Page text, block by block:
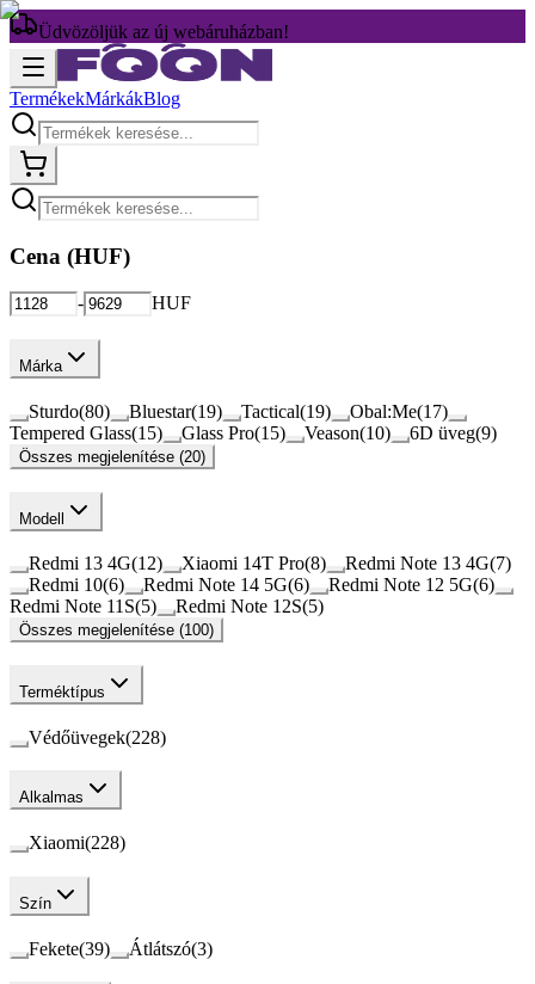
Üdvözöljük az új webáruházban!
TermékekMárkákBlog
Cena (HUF)
- HUF
Márka
Sturdo(80) Bluestar(19) Tactical(19) Obal:Me(17)
Tempered Glass(15) Glass Pro(15) Veason(10) 6D üveg(9)
Összes megjelenítése (20)
Modell
Redmi 13 4G(12) Xiaomi 14T Pro(8) Redmi Note 13 4G(7)
Redmi 10(6) Redmi Note 14 5G(6) Redmi Note 12 5G(6)
Redmi Note 11S(5) Redmi Note 12S(5)
Összes megjelenítése (100)
Terméktípus
Védőüvegek(228)
Alkalmas
Xiaomi(228)
Szín
Fekete(39) Átlátszó(3)